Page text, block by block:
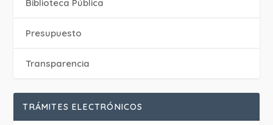
Biblioteca Pública
Presupuesto
Transparencia
TRÁMITES ELECTRÓNICOS